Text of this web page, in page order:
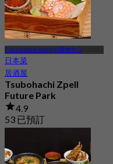
Future Park Rangsit購物中心
日本菜
居酒屋
Tsubohachi Zpell
Future Park
4.9
53 已預訂